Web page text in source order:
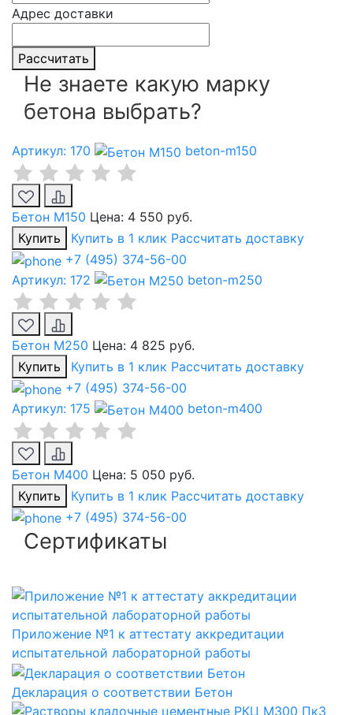
Адрес доставки
Рассчитать
Не знаете какую марку
бетона выбрать?
Артикул: 170 beton-m150
Бетон М150 Цена: 4 550 руб.
Купить
Купить в 1 клик Рассчитать доставку
+7 (495) 374-56-00
Артикул: 172
beton-m250
Бетон М250 Цена: 4 825 руб.
Купить
Купить в 1 клик Рассчитать доставку
+7 (495) 374-56-00
Артикул: 175
beton-m400
Бетон М400 Цена: 5 050 руб.
Купить
Купить в 1 клик Рассчитать доставку
+7 (495) 374-56-00
Сертификаты
Приложение №1 к аттестату аккредитации
испытательной лабораторной работы
Декларация о соответствии Бетон